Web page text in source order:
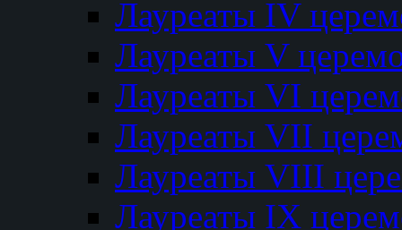
Лауреаты IV
Лауреаты V
Лауреаты VI
Лауреаты VII
Лауреаты VIII
Лауреаты IX